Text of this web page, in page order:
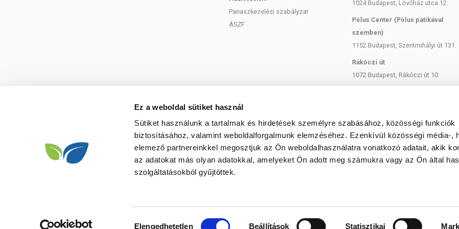
Ez a weboldal sütiket használ
Sütiket használunk a tartalmak és hirdetések személyre szabásához, közösségi funkciók
biztosításához, valamint weboldalforgalmunk elemzéséhez. Ezenkívül közösségi média-,
elemező partnereinkkel megosztjuk az Ön weboldalhasználatra vonatkozó adatait, akik
az adatokat más olyan adatokkal, amelyeket Ön adott meg számukra vagy az Ön által
szolgáltatásokból gyűjtöttek.
Elengedhetetlen Beállítások Statisztikai
Panaszkezelési szabályzat
ÁSZF
1024 Budapest, Lövőház utca 12.
Pólus Center (Pólus patikával
szemben)
1152 Budapest, Szentmihályi út 131.
Rákóczi út
1072 Budapest, Rákóczi út 10.
Bartók Béla
1114 Budapest, Bartók Béla út 71.